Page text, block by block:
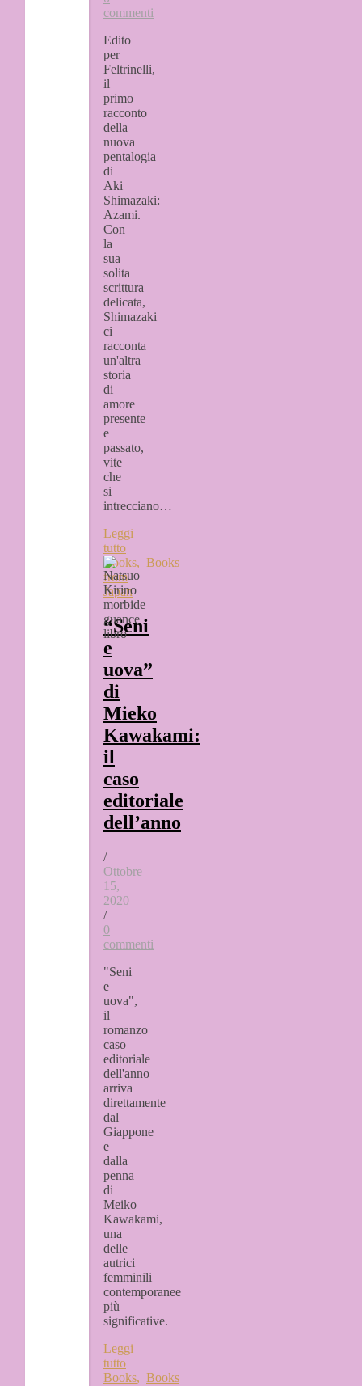
commenti
Edito
per
Feltrinelli,
il
primo
racconto
della
nuova
pentalogia
di
Aki
Shimazaki:
Azami.
Con
la
sua
solita
scrittura
delicata,
Shimazaki
ci
racconta
un'altra
storia
di
amore
presente
e
passato,
vite
che
si
intrecciano…
Leggi
tutto
Books, Books
from
Japan
“Seni
e
uova”
di
Mieko
Kawakami:
il
caso
editoriale
dell’anno
/
Ottobre
15,
2020
/
0
commenti
"Seni
e
uova",
il
romanzo
caso
editoriale
dell'anno
arriva
direttamente
dal
Giappone
e
dalla
penna
di
Meiko
Kawakami,
una
delle
autrici
femminili
contemporanee
più
significative.
Leggi
tutto
Books, Books